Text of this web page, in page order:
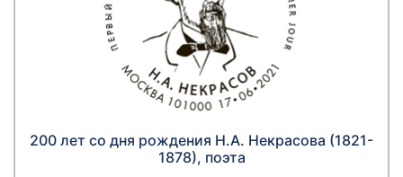
200 лет со дня рождения Н.А. Некрасова (1821-
1878), поэта